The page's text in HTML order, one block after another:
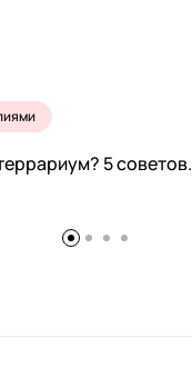
5 советов.